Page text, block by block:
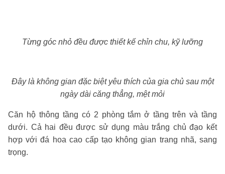
Từng góc nhỏ đều được thiết kế chỉn chu, kỹ lưỡng
Đây là không gian đặc biệt yêu thích của gia chủ sau một
ngày dài căng thẳng, mệt mỏi
Căn hộ thông tầng có 2 phòng tắm ở tầng trên và tầng
dưới. Cả hai đều được sử dụng màu trắng chủ đạo kết
hợp với đá hoa cao cấp tạo không gian trang nhã, sang
trọng.